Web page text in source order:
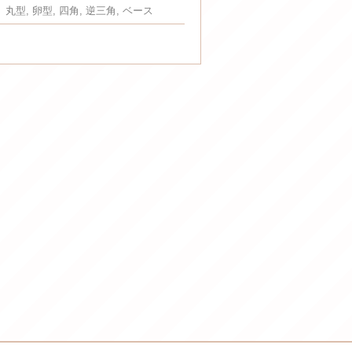
丸型, 卵型, 四角, 逆三角, ベース